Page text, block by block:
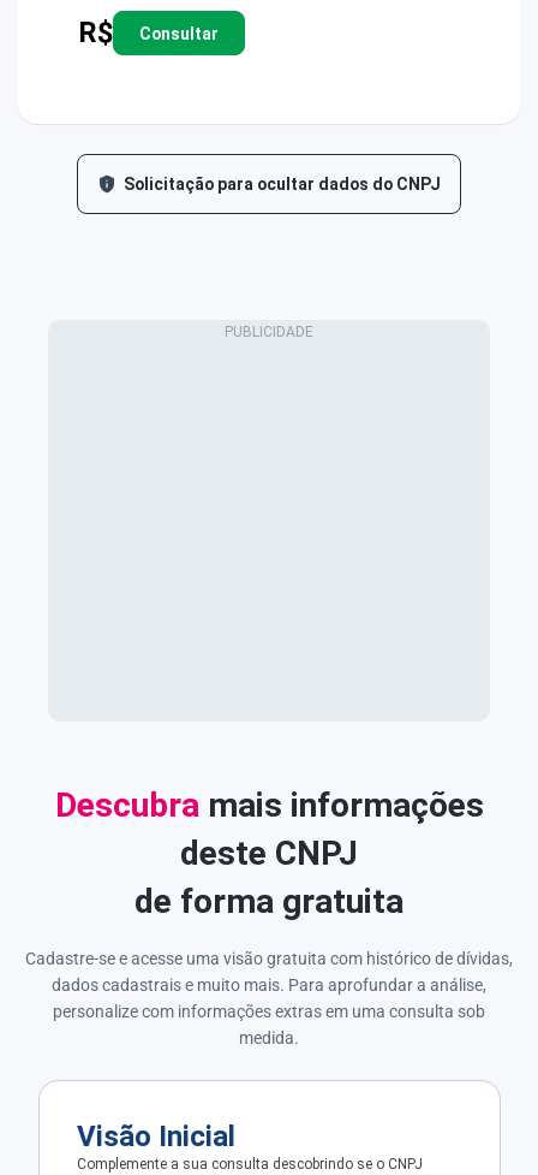
R$ Consultar
Solicitação para ocultar dados do CNPJ
Descubramais informações
deste CNPJ
de forma gratuita
Cadastre-se e acesse uma visão gratuita com histórico de dívidas,
dados cadastrais e muito mais. Para aprofundar a análise,
personalize com informações extras em uma consulta sob
medida.
Visão Inicial
Complemente a sua consulta descobrindo se o CNPJ